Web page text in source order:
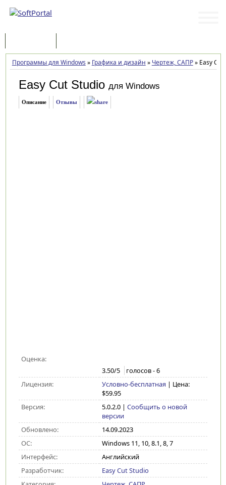
Программы для Windows » Графика и дизайн » Чертеж, САПР»Easy Cut
Easy Cut Studio для Windows
Описание Отзывы
Оценка:
3.50/5 голосов -6
Лицензия:
Условно-бесплатная | Цена:
$59.95
Версия:
5.0.2.0| Сообщить о новой
версии
Обновлено:
14.09.2023
ОС:
Windows 11, 10, 8.1, 8, 7
Интерфейс:
Английский
Разработчик:
Easy Cut Studio